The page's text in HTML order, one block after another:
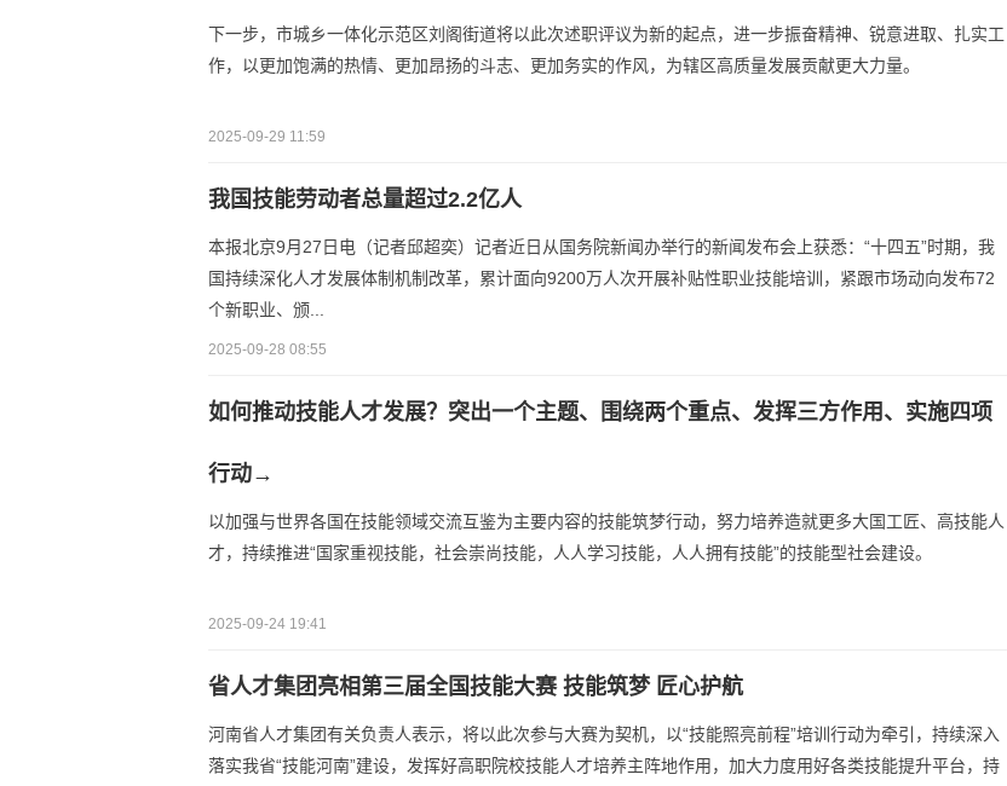
下一步，市城乡一体化示范区刘阁街道将以此次述职评议为新的起点，进一步振奋精神、锐意进取、扎实工
作，以更加饱满的热情、更加昂扬的斗志、更加务实的作风，为辖区高质量发展贡献更大力量。
2025-09-29 11:59
我国技能劳动者总量超过2.2亿人
本报北京9月27日电（记者邱超奕）记者近日从国务院新闻办举行的新闻发布会上获悉：“十四五”时期，我
国持续深化人才发展体制机制改革，累计面向9200万人次开展补贴性职业技能培训，紧跟市场动向发布72
个新职业、颁...
2025-09-28 08:55
如何推动技能人才发展？突出一个主题、围绕两个重点、发挥三方作用、实施四项
行动→
以加强与世界各国在技能领域交流互鉴为主要内容的技能筑梦行动，努力培养造就更多大国工匠、高技能人
才，持续推进“国家重视技能，社会崇尚技能，人人学习技能，人人拥有技能”的技能型社会建设。
2025-09-24 19:41
省人才集团亮相第三届全国技能大赛 技能筑梦 匠心护航
河南省人才集团有关负责人表示，将以此次参与大赛为契机，以“技能照亮前程”培训行动为牵引，持续深入
落实我省“技能河南”建设，发挥好高职院校技能人才培养主阵地作用，加大力度用好各类技能提升平台，持